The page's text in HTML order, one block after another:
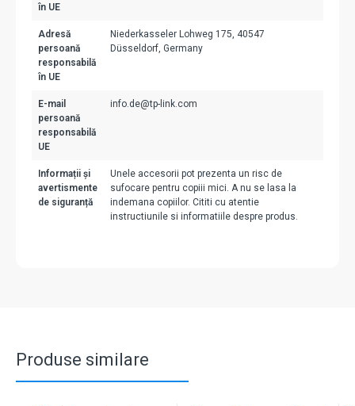
în UE
Adresă
persoană
responsabilă
în UE
Niederkasseler Lohweg 175, 40547
Düsseldorf, Germany
E-mail
persoană
responsabilă
UE
info.de@tp-link.com
Informații și
avertismente
de siguranță
Unele accesorii pot prezenta un risc de
sufocare pentru copiii mici. A nu se lasa la
indemana copiilor. Cititi cu atentie
instructiunile si informatiile despre produs.
Produse similare